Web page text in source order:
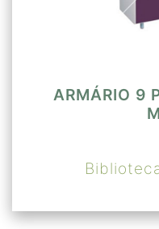
ARMÁRIO 9